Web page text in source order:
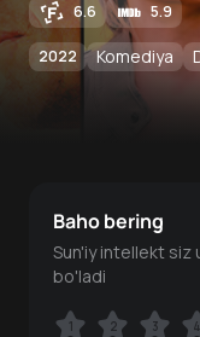
6.6 5.9
2022 Komediya
Baho bering
Sun'iy intellekt siz
bo'ladi
1 2 3 4
1 2 3 4